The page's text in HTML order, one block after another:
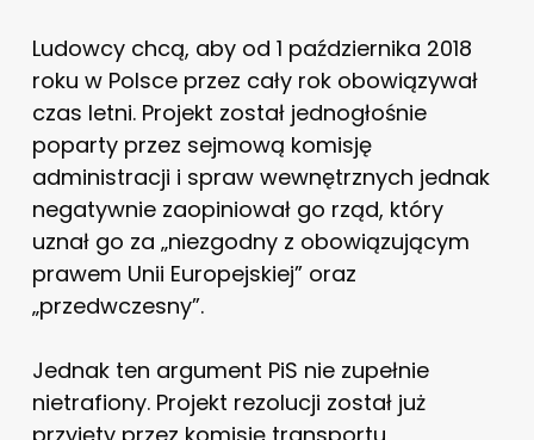
Ludowcy chcą, aby od 1 października 2018
roku w Polsce przez cały rok obowiązywał
czas letni. Projekt został jednogłośnie
poparty przez sejmową komisję
administracji i spraw wewnętrznych jednak
negatywnie zaopiniował go rząd, który
uznał go za „niezgodny z obowiązującym
prawem Unii Europejskiej” oraz
„przedwczesny”.
Jednak ten argument PiS nie zupełnie
nietrafiony. Projekt rezolucji został już